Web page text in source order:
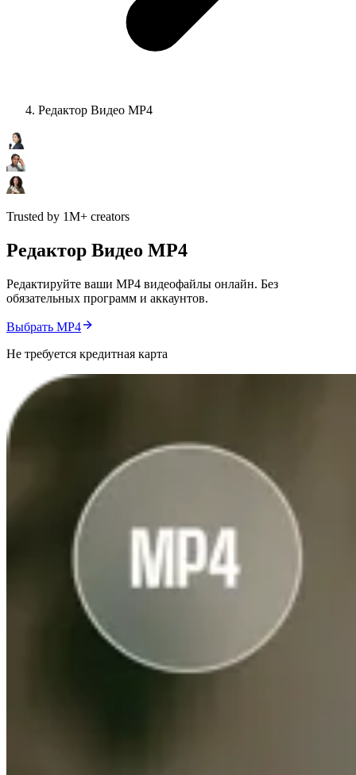
Pедактор Bидео MP4
Trusted by 1M+ creators
Pедактор Bидео MP4
Редактируйте ваши MP4 видеофайлы онлайн. Без
обязательных программ и аккаунтов.
Выбрать MP4
Не требуется кредитная карта